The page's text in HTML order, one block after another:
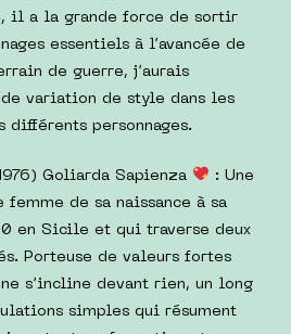
il a la grande force de sortir
essentiels à l’avancée de
de guerre, j’aurais
de variation de style dans les
différents personnages.
Goliarda Sapienza
: Une
femme de sa naissance à sa
en Sicile et qui traverse deux
Porteuse de valeurs fortes
s’incline devant rien, un long
simples qui résument